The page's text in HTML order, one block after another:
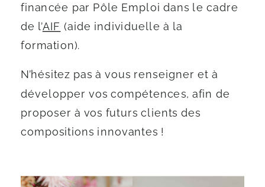
financée par Pôle Emploi dans le cadre
de l’AIF (aide individuelle à la
formation).
N’hésitez pas à vous renseigner et à
développer vos compétences, afin de
proposer à vos futurs clients des
compositions innovantes !